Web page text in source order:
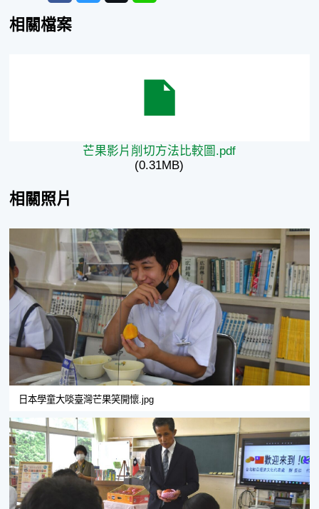
相關檔案
芒果影片削切方法比較圖.pdf
(0.31MB)
相關照片
日本學童大啖臺灣芒果笑開懷.jpg